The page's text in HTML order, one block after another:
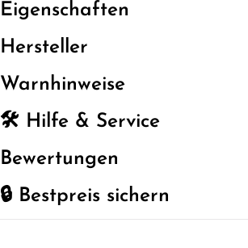
Eigenschaften
Hersteller
Warnhinweise
🛠️ Hilfe & Service
Bewertungen
🔒 Bestpreis sichern